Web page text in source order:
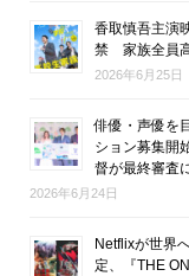
香取慎吾主演
禁 家族全員高
2026年6月25日
俳優・声優を
ション募集開
督が最終審査
2026年6月24日
Netflixが世界
定、『THE